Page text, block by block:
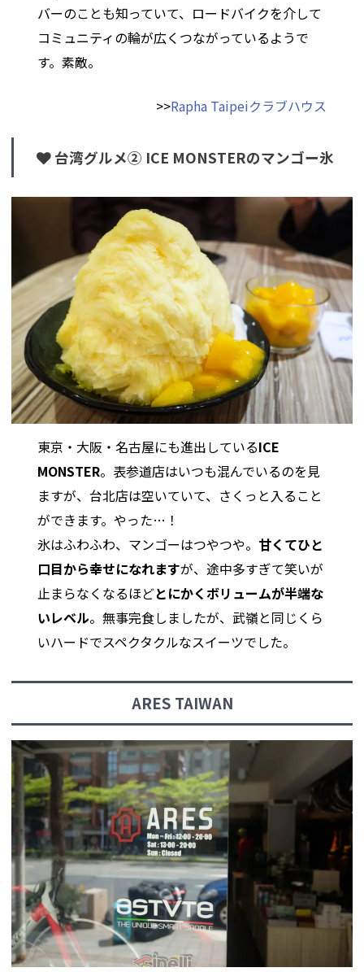
バーのことも知っていて、ロードバイクを介して
コミュニティの輪が広くつながっているようで
す。素敵。
>>Rapha Taipeiクラブハウス
台湾グルメ② ICE MONSTERのマンゴー氷
東京・大阪・名古屋にも進出しているICE
MONSTER。表参道店はいつも混んでいるのを見
ますが、台北店は空いていて、さくっと入ること
ができます。やった…！
氷はふわふわ、マンゴーはつやつや。 甘くてひと
口目から幸せになれますが、途中多すぎて笑いが
止まらなくなるほどとにかくボリュームが半端な
いレベル。無事完食しましたが、武嶺と同じくら
いハードでスペクタクルなスイーツでした。
ARES TAIWAN